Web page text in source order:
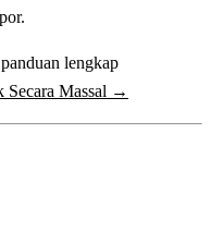
lengkap
Secara Massal →